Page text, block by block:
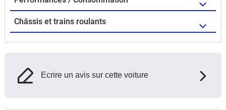
Châssis et trains roulants
Ecrire un avis sur cette voiture